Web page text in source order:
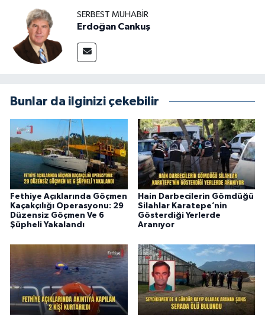
SERBEST MUHABIR
Erdoğan Cankuş
Bunlar da ilginizi çekebilir
Fethiye Açıklarında Göçmen
Kaçakçılığı Operasyonu: 29
Düzensiz Göçmen Ve 6
Şüpheli Yakalandı
Hain Darbecilerin Gömdüğü
Silahlar Karatepe’nin
Gösterdiği Yerlerde
Aranıyor